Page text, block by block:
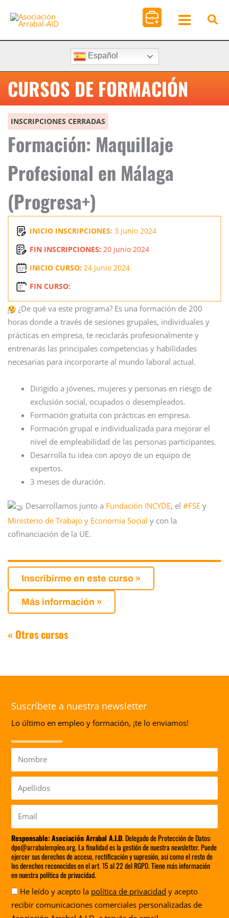
Español
CURSOS DE FORMACIÓN
INSCRIPCIONES CERRADAS
Formación: Maquillaje
Profesional en Málaga
(Progresa+)
INICIO INSCRIPCIONES: 3 junio 2024
FIN INSCRIPCIONES: 20 junio 2024
INICIO CURSO: 24 junio 2024
FIN CURSO:
¿De qué va este programa? Es una formación de 200
horas donde a través de sesiones grupales, individuales y
prácticas en empresa, te reciclarás profesionalmente y
entrenarás las principales competencias y habilidades
necesarias para incorporarte al mundo laboral actual.
Dirigido a jóvenes, mujeres y personas en riesgo de
exclusión social, ocupados o desempleados.
Formación gratuita con prácticas en empresa.
Formación grupal e individualizada para mejorar el
nivel de empleabilidad de las personas participantes.
Desarrolla tu idea con apoyo de un equipo de
expertos.
3 meses de duración.
Desarrollamos junto a Fundación INCYDE, el #FSE y
Ministerio de Trabajo y Economía Social y con la
cofinanciación de la UE.
Inscribirme en este curso »
Más información »
« Otros cursos
Suscríbete a nuestra newsletter
Lo último en empleo y formación, ¡te lo enviamos!
Nombre
Apellidos
Email
Responsable: Asociación Arrabal A.I.D. Delegado de Protección de Datos:
dpo@arrabalempleo.org. La finalidad es la gestión de nuestra newsletter. Puede
ejercer sus derechos de acceso, rectificación y supresión, así como el resto de
los derechos reconocidos en el art. 15 al 22 del RGPD. Tiene más información
en nuestra política de privacidad.
Aceptación
He leído y acepto la política de privacidad y acepto
recibir comunicaciones comerciales personalizadas de